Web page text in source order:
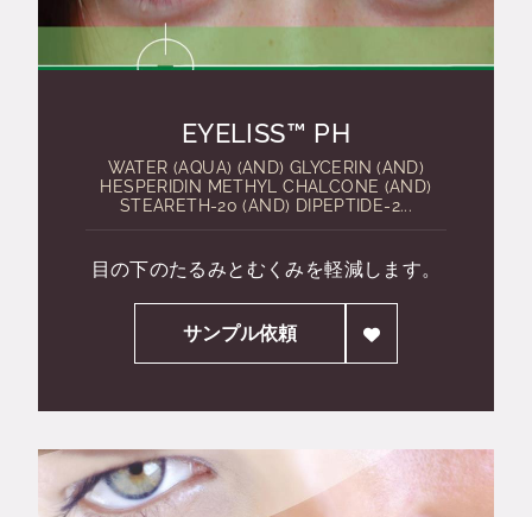
EYELISS™ PH
WATER (AQUA) (AND) GLYCERIN (AND)
HESPERIDIN METHYL CHALCONE (AND)
STEARETH-20 (AND) DIPEPTIDE-2...
目の下のたるみとむくみを軽減します。
サンプル依頼